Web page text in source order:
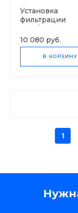
Установка
фильтрации
10 080 руб.
В КОРЗИНУ
1